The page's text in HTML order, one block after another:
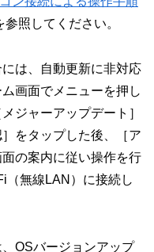
参照してください。
は、自動更新に非対応
画面でメニューを押し
ジャーアップデート］
をタップした後、［ア
の案内に従い操作を行
（無線LAN）に接続し
OSバージョンアップ